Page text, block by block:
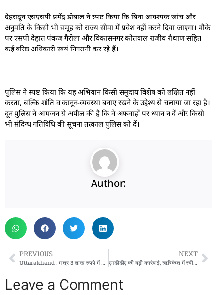
देहरादून एसएसपी प्रमेंद्र डोबाल ने स्पष्ट किया कि बिना आवश्यक जांच और
अनुमति के किसी भी समूह को राज्य सीमा में प्रवेश नहीं करने दिया जाएगा। मौके
पर एसपी देहात पंकज गैरोला और विकासनगर कोतवाल राजीव रौथाण सहित
कई वरिष्ठ अधिकारी स्वयं निगरानी कर रहे हैं।
पुलिस ने स्पष्ट किया कि यह अभियान किसी समुदाय विशेष को लक्षित नहीं
करता, बल्कि शांति व कानून-व्यवस्था बनाए रखने के उद्देश्य से चलाया जा रहा है।
दून पुलिस ने आमजन से अपील की है कि वे अफवाहों पर ध्यान न दें और किसी
भी संदिग्ध गतिविधि की सूचना तत्काल पुलिस को दें।
Author:
PREVIOUS
Uttarakhand : मात्र 3 लाख रुपये में मिलेगा फ्लैट, बागवाला में 1872 परिवारों का घर का सपना होगा पूरा
NEXT
एमडीडीए की बड़ी कार्रवाई, ऋषिकेश में स्वीकृत मानचित्र से विचलन कर किए गए अवैध निर्माण पर चली सीलिंग की कार्रवाई
Leave a Comment